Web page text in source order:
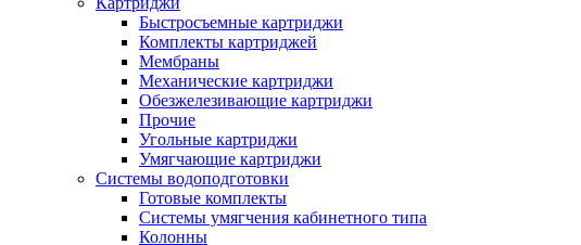
Быстросъемные картриджи
Комплекты картриджей
Мембраны
Механические картриджи
Обезжелезивающие картриджи
Прочие
Угольные картриджи
Умягчающие картриджи
Системы водоподготовки
Готовые комплекты
Системы умягчения кабинетного типа
Колонны